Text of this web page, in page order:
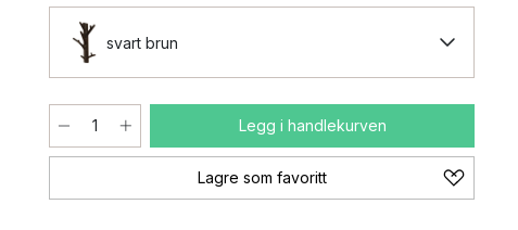
svart brun
Legg i handlekurven
Lagre som favoritt